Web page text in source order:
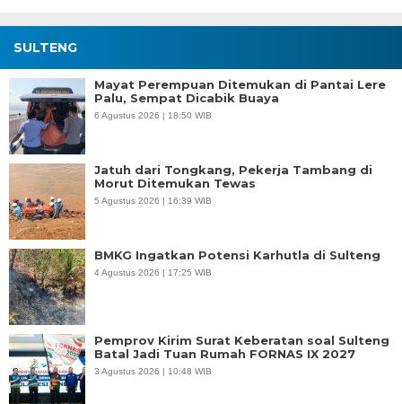
SULTENG
Mayat Perempuan Ditemukan di Pantai Lere
Palu, Sempat Dicabik Buaya
6 Agustus 2026 | 18:50 WIB
Jatuh dari Tongkang, Pekerja Tambang di
Morut Ditemukan Tewas
5 Agustus 2026 | 16:39 WIB
BMKG Ingatkan Potensi Karhutla di Sulteng
4 Agustus 2026 | 17:25 WIB
Pemprov Kirim Surat Keberatan soal Sulteng
Batal Jadi Tuan Rumah FORNAS IX 2027
3 Agustus 2026 | 10:48 WIB